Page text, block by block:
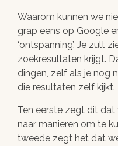
Waarom kunnen we
grap eens op Google
‘ontspanning’. Je zult
zoekresultaten krijgt.
dingen, zelf als je nog
die resultaten zelf kijkt.
Ten eerste zegt dit
naar manieren om te
tweede zegt het dat